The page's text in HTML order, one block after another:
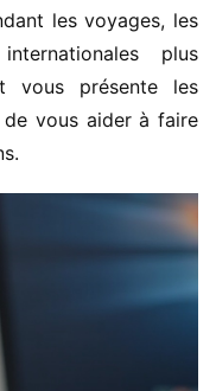
les voyages, les
plus
vous présente les
vous aider à faire